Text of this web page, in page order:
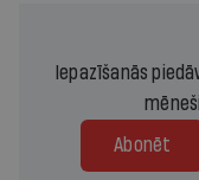
Iepazīšanās
mēneši
Abonēt